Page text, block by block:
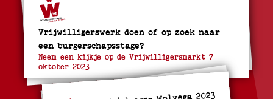
Vrijwilligerswerk doen of op zoek naar
een burgerschapsstage?
Neem een kijkje op de Vrijwilligersmarkt 7
oktober 2023